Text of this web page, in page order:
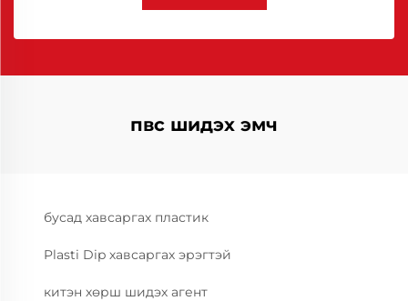
пвс шидэх эмч
бусад хавсаргах пластик
Plasti Dip хавсаргах эрэгтэй
китэн хөрш шидэх агент